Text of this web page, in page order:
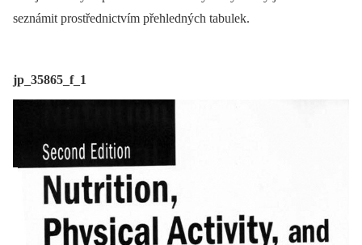
seznámit prostřednictvím přehledných tabulek.
jp_35865_f_1